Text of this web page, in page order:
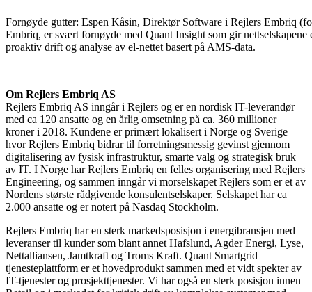
Fornøyde gutter: Espen Kåsin, Direktør Software i Rejlers Embriq
Embriq, er svært fornøyde med Quant Insight som gir
proaktiv drift og analyse av el-nettet basert på AMS-data.
Om Rejlers Embriq AS
Rejlers Embriq AS inngår i Rejlers og er en nordisk IT-leverandør
med ca 120 ansatte og en årlig omsetning på ca. 360 millioner
kroner i 2018. Kundene er primært lokalisert i Norge og Sverige
hvor Rejlers Embriq bidrar til forretningsmessig gevinst gjennom
digitalisering av fysisk infrastruktur, smarte valg og strategisk bruk
av IT. I Norge har Rejlers Embriq en felles organisering med Rejlers
Engineering, og sammen inngår vi morselskapet Rejlers som er et av
Nordens største rådgivende konsulentselskaper. Selskapet har ca
2.000 ansatte og er notert på Nasdaq Stockholm.
Rejlers Embriq har en sterk markedsposisjon i energibransjen med
leveranser til kunder som blant annet Hafslund, Agder Energi, Lyse,
Nettalliansen, Jamtkraft og Troms Kraft. Quant Smartgrid
tjenesteplattform er et hovedprodukt sammen med et vidt spekter av
IT-tjenester og prosjekttjenester. Vi har også en sterk posisjon innen